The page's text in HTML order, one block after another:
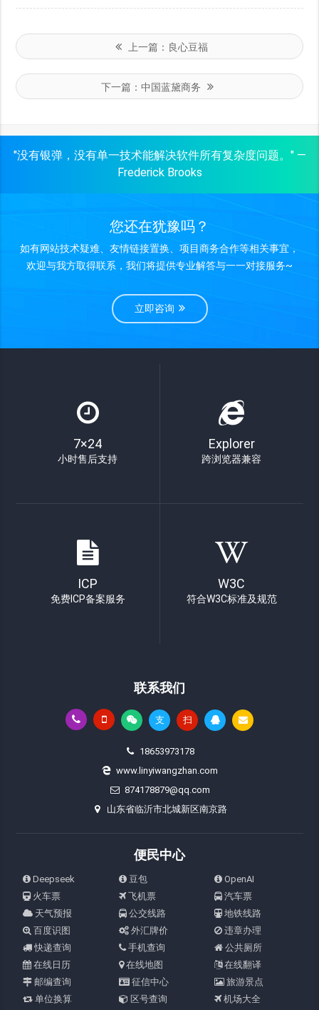
上一篇： 良心豆福
下一篇：中国蓝黛商务
"没有银弹，没有单一技术能解决软件所有复杂度问题。" —
Frederick Brooks
您还在犹豫吗？
如有网站技术疑难、友情链接置换、项目商务合作等相关事宜，
欢迎与我方取得联系，我们将提供专业解答与一一对接服务~
立即咨询
7×24
小时售后支持
Explorer
跨浏览器兼容
ICP
免费ICP备案服务
W3C
符合W3C标准及规范
联系我们
支 扫
18653973178
www.linyiwangzhan.com
874178879@qq.com
山东省临沂市北城新区南京路
便民中心
Deepseek 豆包
OpenAI
火车票
飞机票
汽车票
天气预报
公交线路
地铁线路
百度识图
外汇牌价
违章办理
快递查询
手机查询
公共厕所
在线日历
在线地图
在线翻译
邮编查询
征信中心
旅游景点
单位换算
区号查询
机场大全